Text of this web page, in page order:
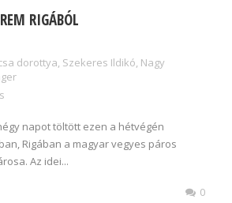
RIGÁBÓL
dorottya, Szekeres Ildikó, Nagy
napot töltött ezen a hétvégén
Rigában a magyar vegyes páros
Az idei...
0